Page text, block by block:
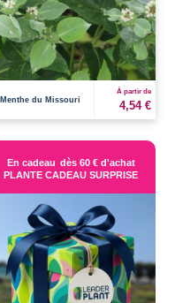
Menthe du Missouri
À partir de
4,54 €
En cadeau dès 60 € d'achat
PLANTE CADEAU SURPRISE